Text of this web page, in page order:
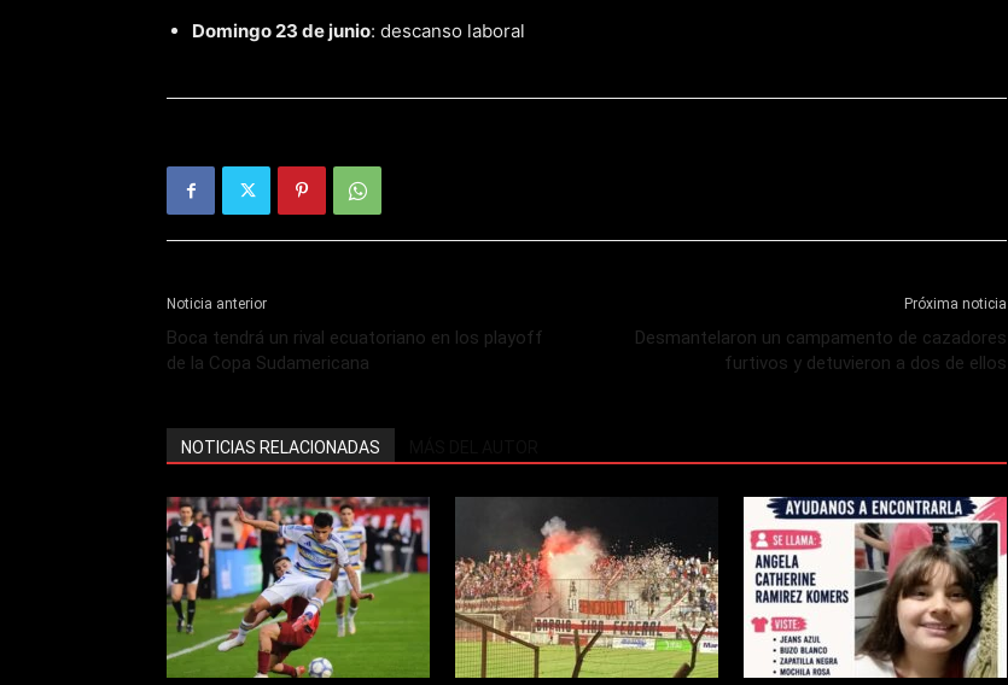
Domingo 23 de junio: descanso laboral
Noticia anterior
Boca tendrá un rival ecuatoriano en los playoff
de la Copa Sudamericana
Próxima noticia
Desmantelaron un campamento de cazadores
furtivos y detuvieron a dos de ellos
NOTICIAS RELACIONADAS